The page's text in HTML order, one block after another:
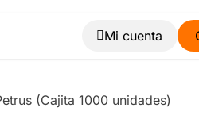
Blog
(Cajita 1000 unidades)